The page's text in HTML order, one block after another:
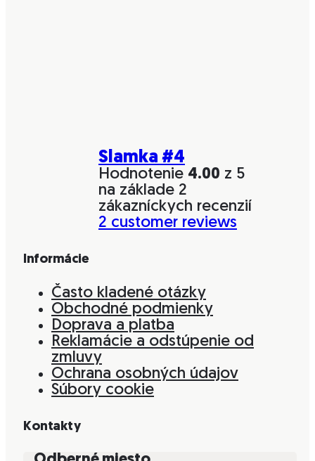
Slamka #4
Hodnotenie 4.00 z 5
na základe 2
zákazníckych recenzií
2 customer reviews
Informácie
Často kladené otázky
Obchodné podmienky
Doprava a platba
Reklamácie a odstúpenie od
zmluvy
Ochrana osobných údajov
Súbory cookie
Kontakty